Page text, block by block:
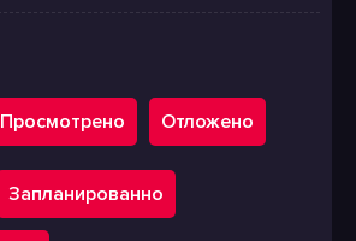
Просмотрено Отложено
Запланированно